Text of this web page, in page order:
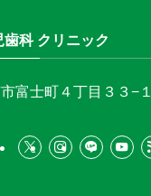
科 クリニック
富士町４丁目３３−